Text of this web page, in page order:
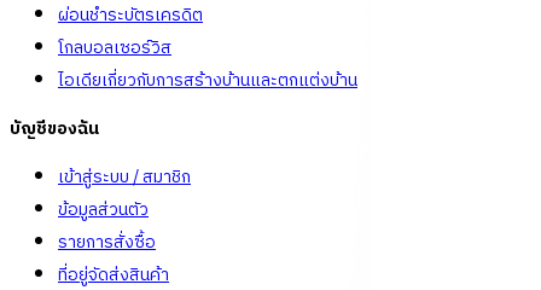
ผ่อนชำระบัตรเครดิต
โกลบอลเซอร์วิส
ไอเดียเกี่ยวกับการสร้างบ้านและตกแต่งบ้าน
บัญชีของฉัน
เข้าสู่ระบบ / สมาชิก
ข้อมูลส่วนตัว
รายการสั่งซื้อ
ที่อยู่จัดส่งสินค้า